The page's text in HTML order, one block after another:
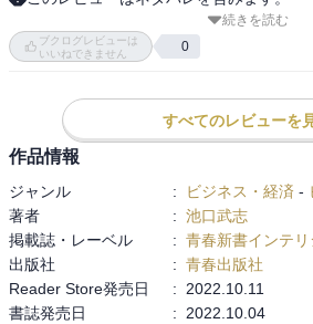
第３章
やりがいのある仕事をつづけながら、漠然
も払しょくできれば「人生最良の時間」が
キャリア自律＝会社任せではなく自分でキ
び×キャリアビジョン
グランドシッター養成講座
フリーランス協会
自治体主催のキャリア講座
キャリアアドバイザー
公益財団法人産業雇用安定センター
キャリア人材バンク
新現役交流会サポート
マイスター60
続きを読む
ブクログレビューは
いいねできません
0
すべてのレビューを
作品情報
ジャンル : ビジネス・経済 -
著者
: 池口武志
掲載誌・レーベル
: 青春新書インテリ
出版社
: 青春出版社
Reader Store発売日
:
2022.10.11
書誌発売日
:
2022.10.04